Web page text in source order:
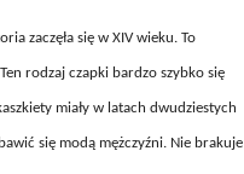
zaczęła się w XIV wieku. To
rodzaj czapki bardzo szybko się
miały w latach dwudziestych
się modą mężczyźni. Nie brakuje